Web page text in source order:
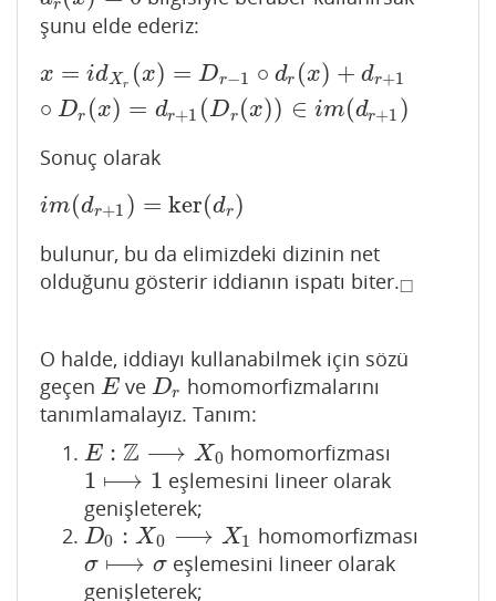
r
şunu elde ederiz:
x = idXr (x) = Dr−1 ∘ dr (x) + dr+1
∘ Dr (x) = dr+1 (Dr (x)) ∈ im(dr+1 )
x= id Xr(x)= Dr−1 ∘d r(x)+d + 1∘Dr(x =d r+1(D
Sonuç olarak
im(dr+1 ) = ker(dr)
im(dr+1 )=ker(dr)
bulunur, bu da elimizdeki dizinin net
olduğunu gösterir iddianın ispatı biter.□
◻
O halde, iddiayı kullanabilmek için sözü
geçen E
E ve Dr
Dr homomorfizmalarını
tanımlamalayız. Tanım:
E : Z ⟶ X0
E:Z⟶ X0 homomorfizması
1 ⟼ 1
1 ⟼1
eşlemesini lineer olarak
genişleterek;
D0 : X0 ⟶ X1
D0: X0⟶ X1 homomorfizması
σ ⟼ σ
σ⟼σ
eşlemesini lineer olarak
genişleterek;